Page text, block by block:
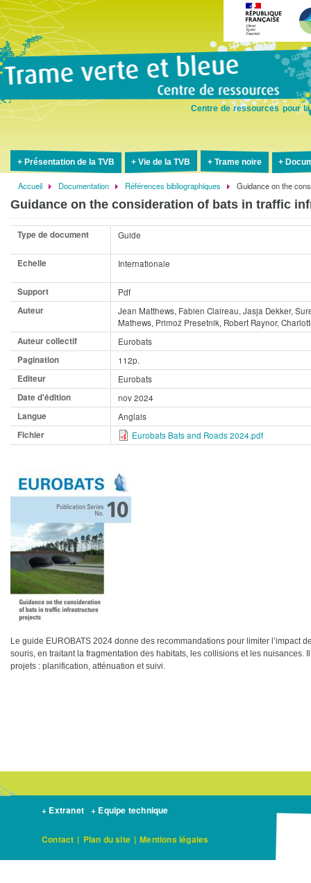
Centre de ressources pour
Présentation de la TVB Vie de la TVB Trame noire
Fil
d'Ariane
Accueil Documentation Références bibliographiques Guidance on the
Guidance on the consideration of bats in traffic
Type de document Guide
Echelle Internationale
Support
Pdf
Auteur
Jean Matthews, Fabien Claireau, Jasja Dekker,
Mathews, Primož Presetnik, Robert Raynor,
Auteur collectif
Eurobats
Pagination
112p.
Editeur
Eurobats
Date d'édition
nov 2024
Langue
Anglais
Fichier
Eurobats Bats and Roads 2024.pdf
Le guide EUROBATS 2024 donne des recommandations pour limiter l’impact
souris, en traitant la fragmentation des habitats, les collisions et les nuisances.
projets : planification, atténuation et suivi.
+ Extranet + Equipe technique
Contact | Plan du site | Mentions légales